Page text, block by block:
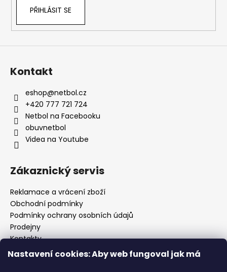
Nastavení cookies: Aby web fungoval jak má
PŘIHLÁSIT SE
Kontakt
eshop@netbol.cz
+420 777 721 724
Netbol na Facebooku
obuvnetbol
Videa na Youtube
Zákaznický servis
Reklamace a vrácení zboží
Obchodní podmínky
Podmínky ochrany osobních údajů
Prodejny
Kontakty
Značky